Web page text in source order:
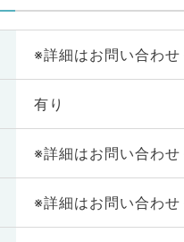
※詳細はお問い合わせ
有り
※詳細はお問い合わせ
※詳細はお問い合わせ